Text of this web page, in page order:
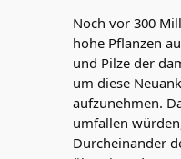
Noch vor 300
hohe Pflanzen
und Pilze der
um diese
aufzunehmen.
umfallen
Durcheinander